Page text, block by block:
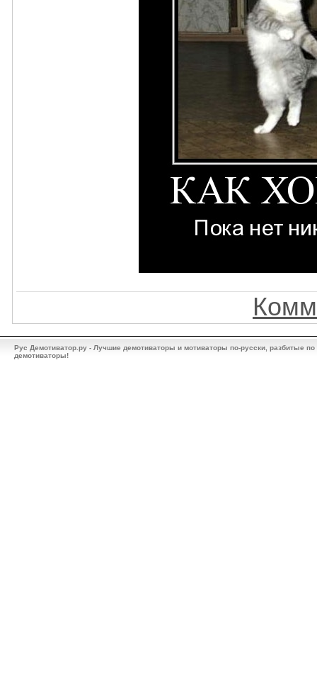
Рус Демотиватор.ру - Лучшие демотиваторы и мотиваторы по-русски, разбитые
демотиваторы!